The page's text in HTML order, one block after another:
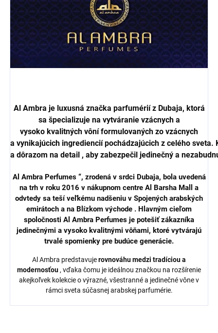
Al Ambra je luxusná značka parfumériíz Dubaja, ktorá
sa špecializuje na vytváranie vzácnych a
vysoko kvalitných vôníformulovaných zo vzácnych
a vynikajúcich ingredienciípochádzajúcich z celého sveta.
a dôrazom na detail , aby zabezpečil jedinečný a
Al Ambra Perfumes“, zrodená v srdci Dubaja, bola uvedená
na trh v roku 2016 v nákupnom centre Al Barsha Mall a
odvtedy sa tešíveľkému nadšeniu v Spojených arabských
emirátoch a na Blízkom východe . Hlavným cieľom
spoločnosti Al Ambra Perfumes je potešiťzákazníka
jedinečnými a vysoko kvalitnými vôňami, ktoré vytvárajú
trvalé spomienky pre budúce generácie.
Al Ambra predstavujerovnováhu medzi tradíciou a
modernosťou , vďaka čomu je ideálnou značkou na rozšírenie
akejkoľvek kolekcie o výrazné, všestranné a jedinečné vône v
rámci sveta súčasnej arabskej parfumérie.